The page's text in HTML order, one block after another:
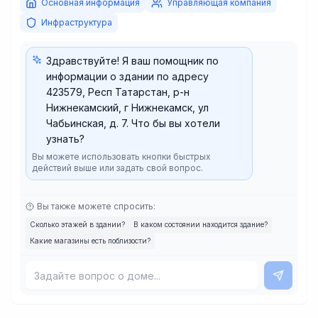
Основная информация
Управляющая компания
Инфраструктура
Здравствуйте! Я ваш помощник по
информации о здании по адресу
423579, Респ Татарстан, р-н
Нижнекамский, г Нижнекамск, ул
Чабьинская, д. 7. Что бы вы хотели
узнать?
Вы можете использовать кнопки быстрых
действий выше или задать свой вопрос.
Вы также можете спросить:
Сколько этажей в здании?
В каком состоянии находится здание?
Какие магазины есть поблизости?